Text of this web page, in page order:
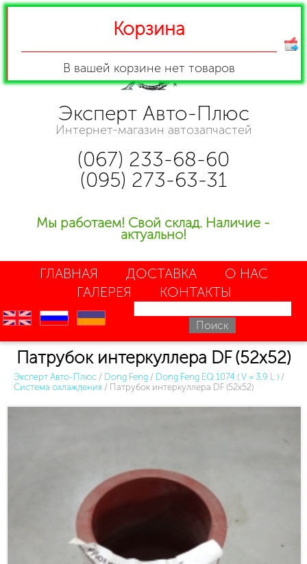
Эксперт Авто-Плюс
Интернет-магазин автозапчастей
(067) 233-68-60
(095) 273-63-31
Мы работаем! Свой склад. Наличие -
актуально!
ГЛАВНАЯ ДОСТАВКА
О НАС
ГАЛЕРЕЯ
КОНТАКТЫ
en ru uk
Патрубок интеркуллера DF (52х52)
Эксперт Авто-Плюс / Dong Feng / Dong Feng EQ 1074 ( V = 3.9 L ) /
Система охлаждения / Патрубок интеркуллера DF (52х52)
Корзина
В вашей корзине нет товаров